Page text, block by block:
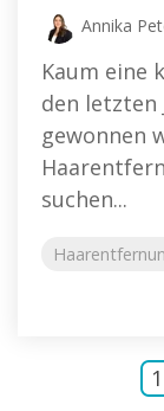
Annika
Kaum eine
den letzten
gewonnen
suchen...
1